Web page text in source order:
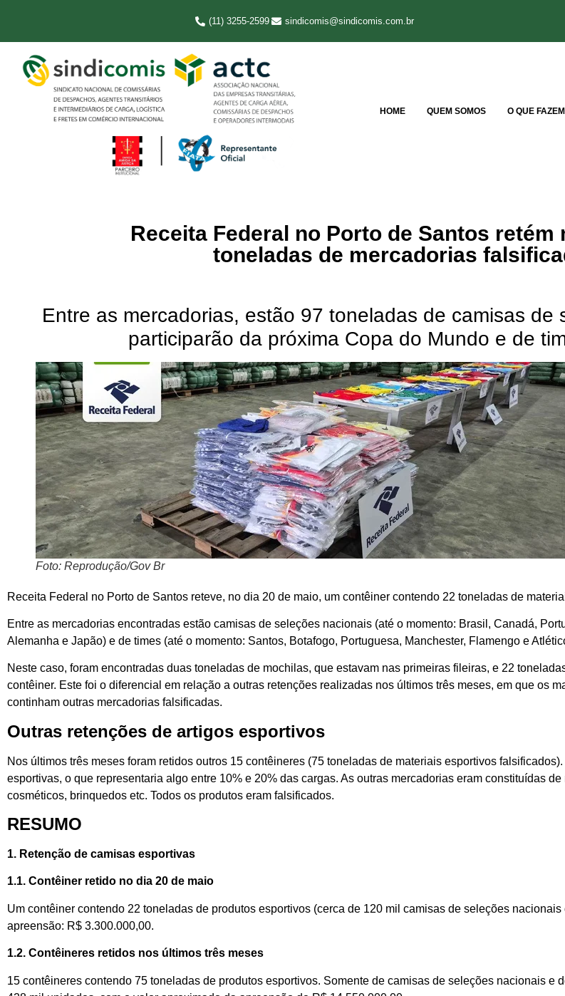
(11) 3255-2599 sindicomis@sindicomis.com.br
HOME QUEM SOMOS O QUE
Receita Federal no Porto de Santos retém
toneladas de mercadorias
Entre as mercadorias, estão 97 toneladas de camisas de
participarão da próxima Copa do Mundo e de
Foto: Reprodução/Gov Br
Receita Federal no Porto de Santos reteve, no dia 20 de maio, um contêiner contendo 22 toneladas de
Entre as mercadorias encontradas estão camisas de seleções nacionais (até o momento: Brasil, Canadá,
Alemanha e Japão) e de times (até o momento: Santos, Botafogo, Portuguesa, Manchester, Flamengo e
Neste caso, foram encontradas duas toneladas de mochilas, que estavam nas primeiras fileiras, e 22
contêiner. Este foi o diferencial em relação a outras retenções realizadas nos últimos três meses, em que os
continham outras mercadorias falsificadas.
Outras retenções de artigos esportivos
Nos últimos três meses foram retidos outros 15 contêineres (75 toneladas de materiais esportivos
esportivas, o que representaria algo entre 10% e 20% das cargas. As outras mercadorias eram constituídas
cosméticos, brinquedos etc. Todos os produtos eram falsificados.
RESUMO
1. Retenção de camisas esportivas
1.1. Contêiner retido no dia 20 de maio
Um contêiner contendo 22 toneladas de produtos esportivos (cerca de 120 mil camisas de seleções
apreensão: R$ 3.300.000,00.
1.2. Contêineres retidos nos últimos três meses
15 contêineres contendo 75 toneladas de produtos esportivos. Somente de camisas de seleções nacionais e